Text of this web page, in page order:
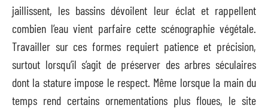
jaillissent, les bassins dévoilent leur éclat et rappellent
combien l’eau vient parfaire cette scénographie végétale.
Travailler sur ces formes requiert patience et précision,
surtout lorsqu’il s’agit de préserver des arbres séculaires
dont la stature impose le respect. Même lorsque la main du
temps rend certains ornementations plus floues, le site